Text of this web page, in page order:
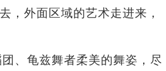
外面区域的艺术走进来，
、龟兹舞者柔美的舞姿，尽